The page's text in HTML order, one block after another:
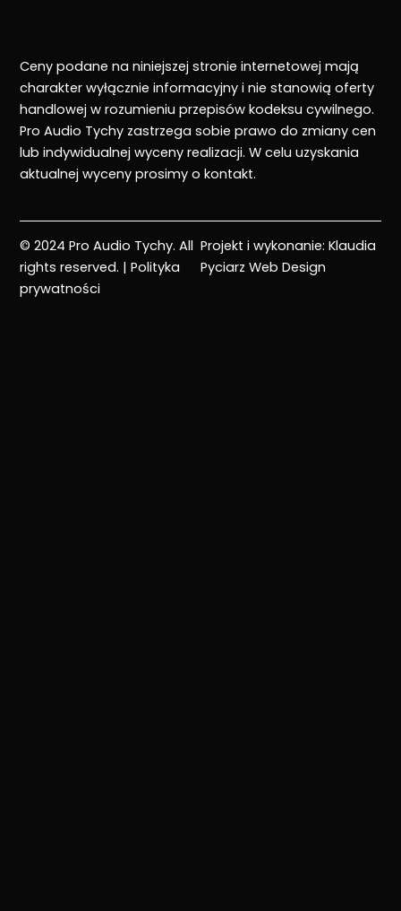
Ceny podane na niniejszej stronie internetowej mają
charakter wyłącznie informacyjny i nie stanowią oferty
handlowej w rozumieniu przepisów kodeksu cywilnego.
Pro Audio Tychy zastrzega sobie prawo do zmiany cen
lub indywidualnej wyceny realizacji. W celu uzyskania
aktualnej wyceny prosimy o kontakt.
© 2024 Pro Audio Tychy. All
rights reserved. |Polityka
prywatności
Projekt i wykonanie: Klaudia
Pyciarz Web Design